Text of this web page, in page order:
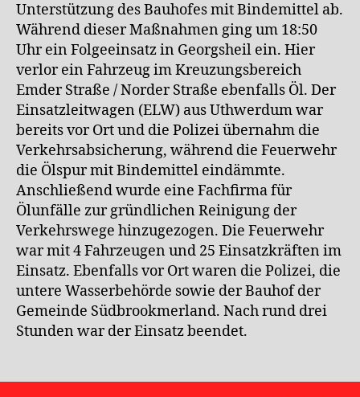
Unterstützung des Bauhofes mit Bindemittel ab.
Während dieser Maßnahmen ging um 18:50
Uhr ein Folgeeinsatz in Georgsheil ein. Hier
verlor ein Fahrzeug im Kreuzungsbereich
Emder Straße / Norder Straße ebenfalls Öl. Der
Einsatzleitwagen (ELW) aus Uthwerdum war
bereits vor Ort und die Polizei übernahm die
Verkehrsabsicherung, während die Feuerwehr
die Ölspur mit Bindemittel eindämmte.
Anschließend wurde eine Fachfirma für
Ölunfälle zur gründlichen Reinigung der
Verkehrswege hinzugezogen. Die Feuerwehr
war mit 4 Fahrzeugen und 25 Einsatzkräften im
Einsatz. Ebenfalls vor Ort waren die Polizei, die
untere Wasserbehörde sowie der Bauhof der
Gemeinde Südbrookmerland. Nach rund drei
Stunden war der Einsatz beendet.